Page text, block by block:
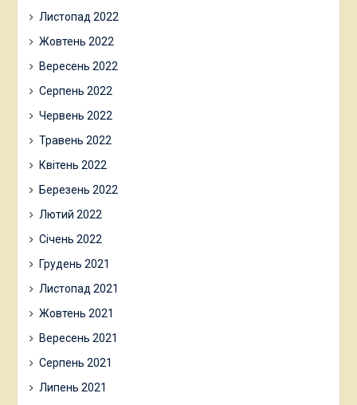
Листопад 2022
Жовтень 2022
Вересень 2022
Серпень 2022
Червень 2022
Травень 2022
Квітень 2022
Березень 2022
Лютий 2022
Січень 2022
Грудень 2021
Листопад 2021
Жовтень 2021
Вересень 2021
Серпень 2021
Липень 2021